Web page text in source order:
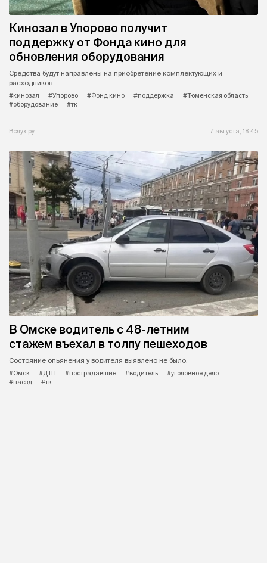
Кинозал в Упорово получит
поддержку от Фонда кино для
обновления оборудования
Средства будут направлены на приобретение комплектующих и
расходников.
#кинозал
#Упорово #Фонд кино #поддержка
#Тюменская область
#оборудование
#тк
Вслух.ру 7 августа, 18:45
В Омске водитель с 48-летним
стажем въехал в толпу пешеходов
Состояние опьянения у водителя выявлено не было.
#Омск
#ДТП #пострадавшие #водитель
#уголовное дело
#наезд
#тк